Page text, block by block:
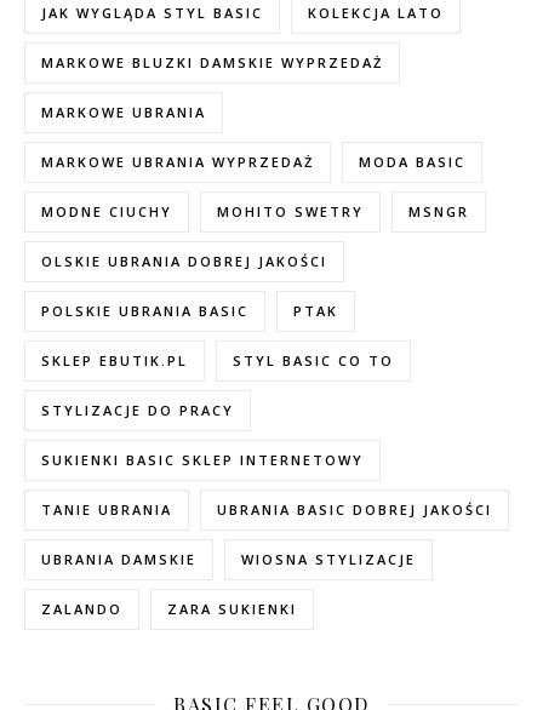
JAK WYGLĄDA STYL BASIC KOLEKCJA LATO
MARKOWE BLUZKI DAMSKIE WYPRZEDAŻ
MARKOWE UBRANIA
MARKOWE UBRANIA WYPRZEDAŻ MODA BASIC
MODNE CIUCHY MOHITO SWETRY MSNGR
OLSKIE UBRANIA DOBREJ JAKOŚCI
POLSKIE UBRANIA BASIC PTAK
SKLEP EBUTIK.PL STYL BASIC CO TO
STYLIZACJE DO PRACY
SUKIENKI BASIC SKLEP INTERNETOWY
TANIE UBRANIA UBRANIA BASIC DOBREJ JAKOŚCI
UBRANIA DAMSKIE WIOSNA STYLIZACJE
ZALANDO ZARA SUKIENKI
BASIC FEEL GOOD